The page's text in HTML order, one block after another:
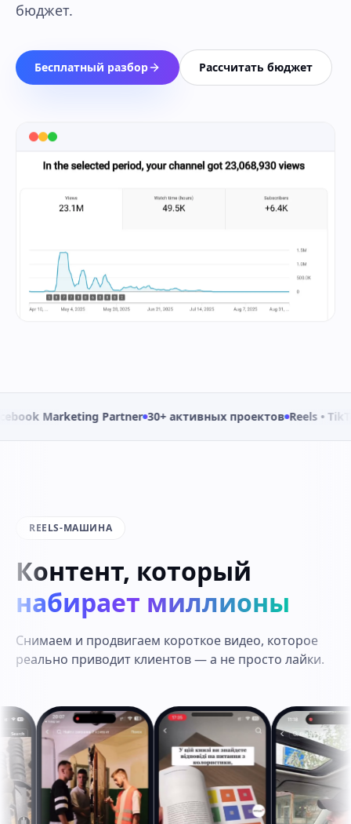
бюджет.
Бесплатный разбор Рассчитать бюджет
Partner 30+ активных проектов Reels • TikTok •
REELS-МАШИНА
Контент, который
набирает миллионы
Снимаем и продвигаем короткое видео, которое
реально приводит клиентов — а не просто лайки.